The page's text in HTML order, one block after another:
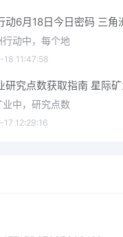
动中，每个地
11:47:58
业中，研究点数
12:29:16